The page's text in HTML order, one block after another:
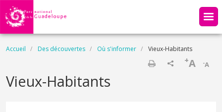
Aller au contenu principal
Fil d'Ariane
Accueil Des découvertes Où s'informer Vieux-Habitants
-A
+A
Vieux-Habitants